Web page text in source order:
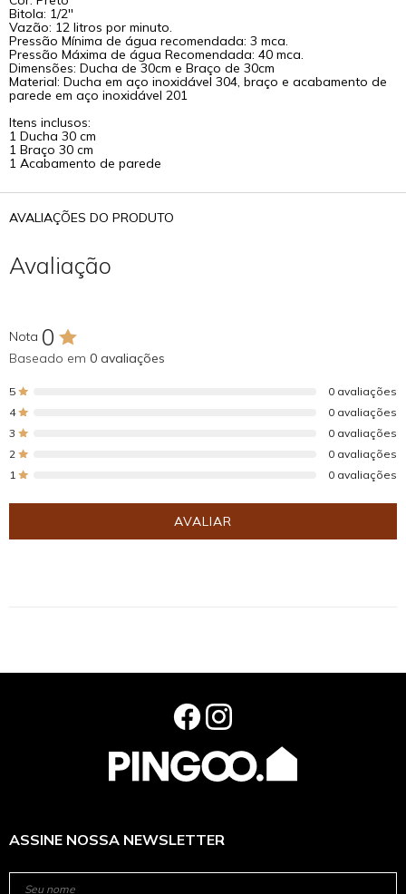
Bitola: 1/2''
Vazão: 12 litros por minuto.
Pressão Mínima de água recomendada: 3 mca.
Pressão Máxima de água Recomendada: 40 mca.
Dimensões: Ducha de 30cm e Braço de 30cm
Material: Ducha em aço inoxidável 304, braço e acabamento de
parede em aço inoxidável 201
Itens inclusos:
1 Ducha 30 cm
1 Braço 30 cm
1 Acabamento de parede
AVALIAÇÕES DO PRODUTO
Avaliação
Nota 0
Baseado em0 avaliações
5
0 avaliações
4
0 avaliações
3
0 avaliações
2
0 avaliações
1
0 avaliações
AVALIAR
ASSINE NOSSA NEWSLETTER